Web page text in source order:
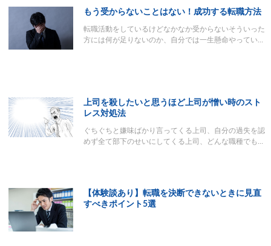
もう受からないことはない！成功する転職方法
転職活動をしているけどなかなか受からないそういった
方には何が足りないのか、自分では一生懸命やってい…
上司を殺したいと思うほど上司が憎い時のスト
レス対処法
ぐちぐちと嫌味ばかり言ってくる上司、自分の過失を認
めず全て部下のせいにしてくる上司、どんな職種でも…
【体験談あり】転職を決断できないときに見直
すべきポイント5選